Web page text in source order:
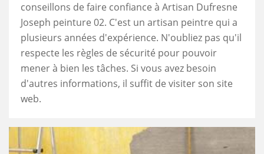
conseillons de faire confiance à Artisan Dufresne
Joseph peinture 02. C'est un artisan peintre qui a
plusieurs années d'expérience. N'oubliez pas qu'il
respecte les règles de sécurité pour pouvoir
mener à bien les tâches. Si vous avez besoin
d'autres informations, il suffit de visiter son site
web.